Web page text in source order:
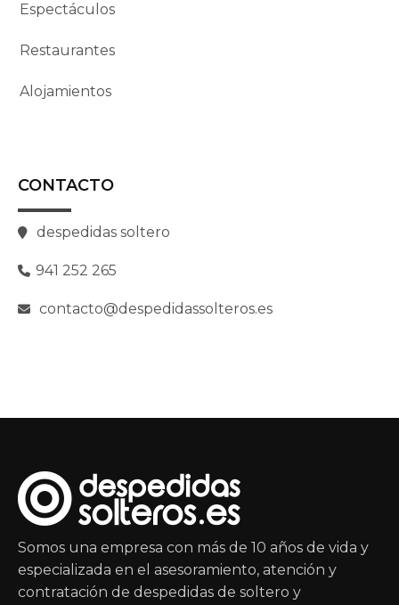
Espectáculos
Restaurantes
Alojamientos
CONTACTO
despedidas soltero
941 252 265
contacto@despedidassolteros.es
Somos una empresa con más de 10 años de vida y
especializada en el asesoramiento, atención y
contratación de despedidas de soltero y